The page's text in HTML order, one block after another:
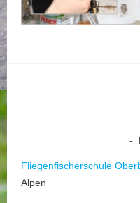
Fliegenfischerschule
Alpen